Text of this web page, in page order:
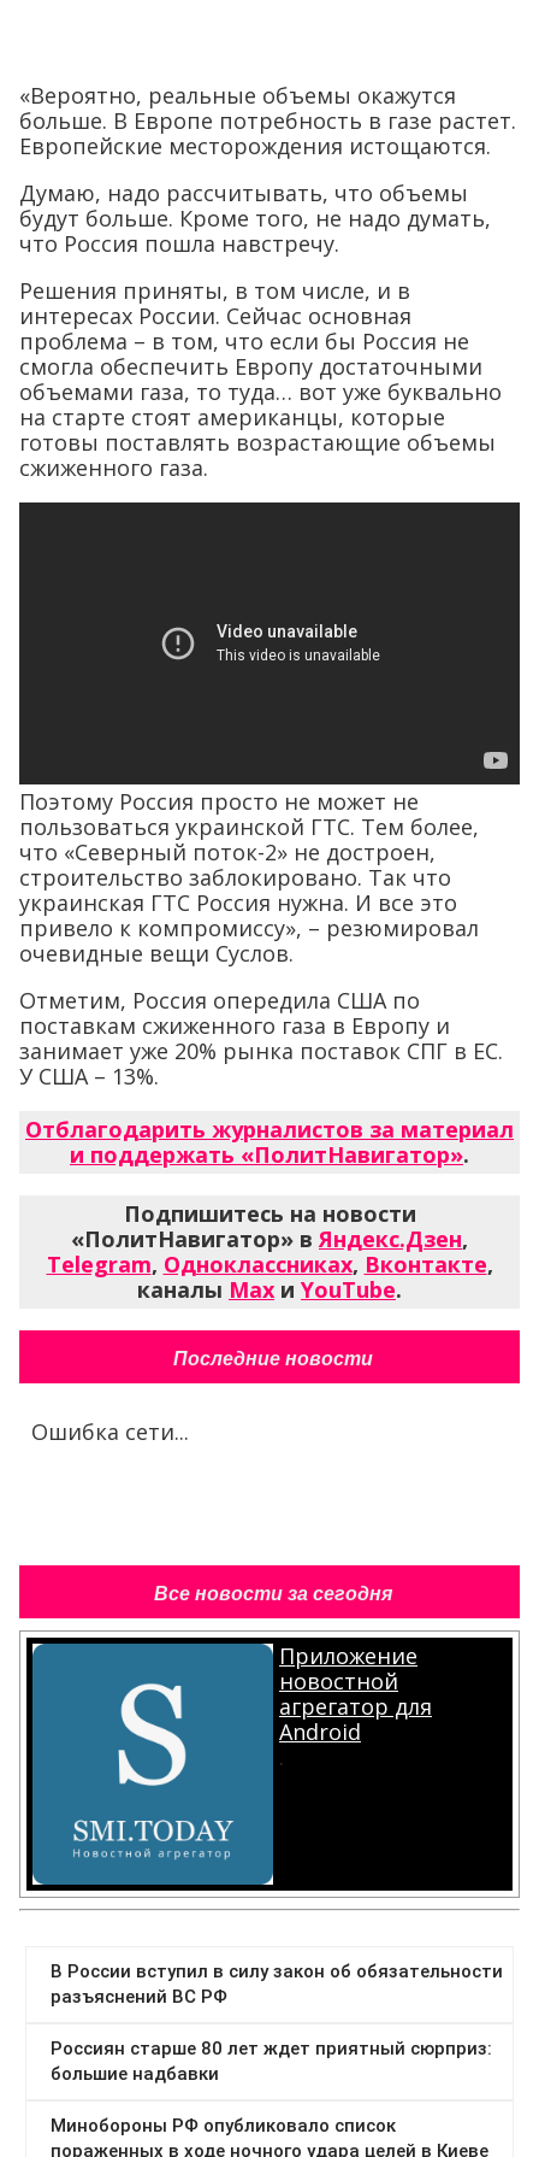
«Вероятно, реальные объемы окажутся
больше. В Европе потребность в газе растет.
Европейские месторождения истощаются.
Думаю, надо рассчитывать, что объемы
будут больше. Кроме того, не надо думать,
что Россия пошла навстречу.
Решения приняты, в том числе, и в
интересах России. Сейчас основная
проблема – в том, что если бы Россия не
смогла обеспечить Европу достаточными
объемами газа, то туда… вот уже буквально
на старте стоят американцы, которые
готовы поставлять возрастающие объемы
сжиженного газа.
Поэтому Россия просто не может не
пользоваться украинской ГТС. Тем более,
что «Северный поток-2» не достроен,
строительство заблокировано. Так что
украинская ГТС Россия нужна. И все это
привело к компромиссу», – резюмировал
очевидные вещи Суслов.
Отметим, Россия опередила США по
поставкам сжиженного газа в Европу и
занимает уже 20% рынка поставок СПГ в ЕС.
У США – 13%.
Отблагодарить журналистов за материал
и поддержать «ПолитНавигатор».
Подпишитесь на новости
«ПолитНавигатор» в Яндекс.Дзен,
Telegram, Одноклассниках, Вконтакте,
каналы Max и YouTube.
Последние новости
Ошибка сети...
Все новости за сегодня
Приложение
новостной
агрегатор для
Android
.